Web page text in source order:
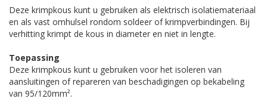
Deze krimpkous kunt u gebruiken als elektrisch isolatiemateriaal
en als vast omhulsel rondom soldeer of krimpverbindingen. Bij
verhitting krimpt de kous in diameter en niet in lengte.
Toepassing
Deze krimpkous kunt u gebruiken voor het isoleren van
aansluitingen of repareren van beschadigingen op bekabeling
van 95/120mm².